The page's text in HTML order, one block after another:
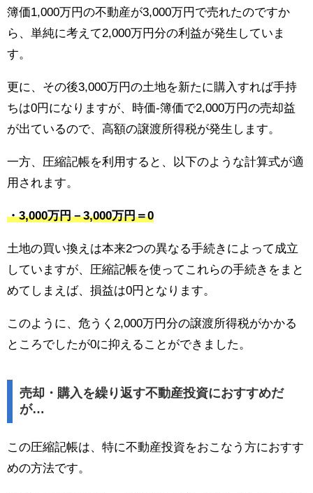
簿価1,000万円の不動産が3,000万円で売れたのですか
ら、単純に考えて2,000万円分の利益が発生していま
す。
更に、その後3,000万円の土地を新たに購入すれば手持
ちは0円になりますが、時価-簿価で2,000万円の売却益
が出ているので、高額の譲渡所得税が発生します。
一方、圧縮記帳を利用すると、以下のような計算式が適
用されます。
・3,000万円－3,000万円＝0
土地の買い換えは本来2つの異なる手続きによって成立
していますが、圧縮記帳を使ってこれらの手続きをまと
めてしまえば、損益は0円となります。
このように、危うく2,000万円分の譲渡所得税がかかる
ところでしたが0に抑えることができました。
売却・購入を繰り返す不動産投資におすすめだ
が…
この圧縮記帳は、特に不動産投資をおこなう方におすす
めの方法です。